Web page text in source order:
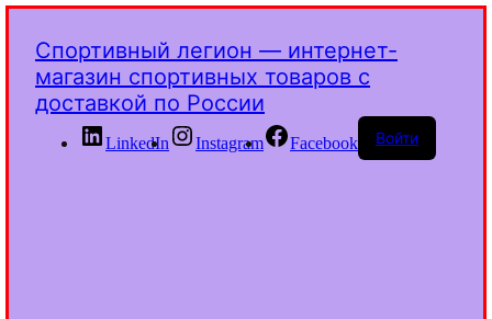
Спортивный легион — интернет-
магазин спортивных товаров с
доставкой по России
LinkedIn Instagram Facebook Войти